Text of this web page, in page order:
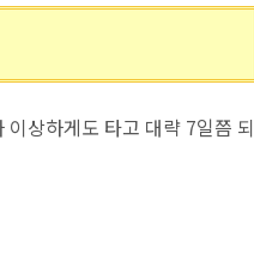
상하게도 타고 대략 7일쯤 되